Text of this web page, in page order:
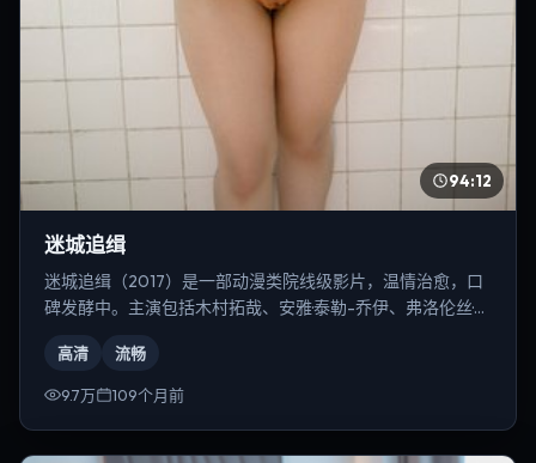
94:12
迷城追缉
迷城追缉（2017）是一部动漫类院线级影片，温情治愈，口
碑发酵中。主演包括木村拓哉、安雅·泰勒-乔伊、弗洛伦丝·皮
高清 流畅
9.7万 109个月前